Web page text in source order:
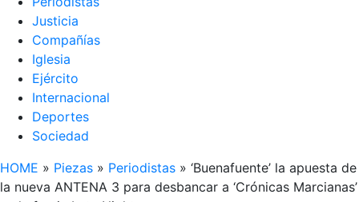
Justicia
Compañías
Iglesia
Ejército
Internacional
Deportes
Sociedad
HOME » Piezas » Periodistas » ‘Buenafuente’ la apuesta de
la nueva ANTENA 3 para desbancar a ‘Crónicas Marcianas’